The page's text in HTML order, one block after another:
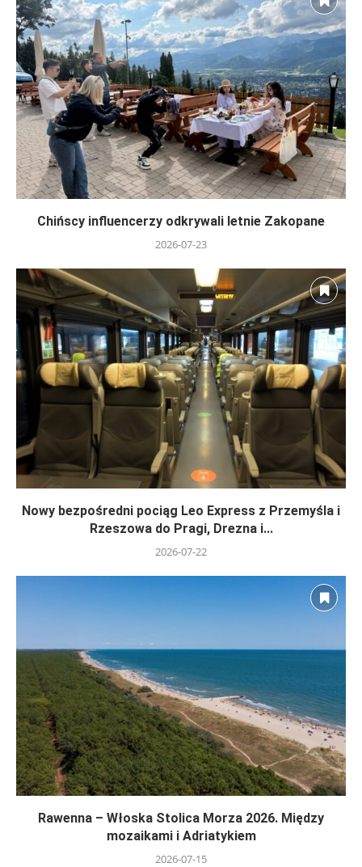
Chińscy influencerzy odkrywali letnie Zakopane
2026-07-23
Nowy bezpośredni pociąg Leo Express z Przemyśla i
Rzeszowa do Pragi, Drezna i...
2026-07-22
Rawenna – Włoska Stolica Morza 2026. Między
mozaikami i Adriatykiem
2026-07-15